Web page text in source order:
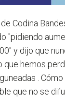
Codina
"pidiendo
y dijo que
que hemos
.
que no se